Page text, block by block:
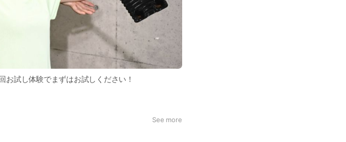
お試し体験でまずはお試しください！
See more